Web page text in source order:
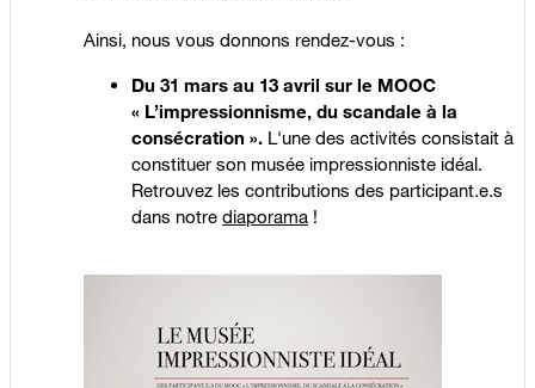
Ainsi, nous vous donnons rendez-vous :
Du 31 mars au 13 avril sur le MOOC
« L’impressionnisme, du scandale à la
consécration ». L'une des activités consistait à
constituer son musée impressionniste idéal.
Retrouvez les contributions des participant.e.s
dans notre diaporama !